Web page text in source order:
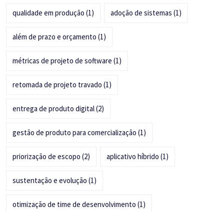
qualidade em produção (1) adoção de sistemas (1)
além de prazo e orçamento (1)
métricas de projeto de software (1)
retomada de projeto travado (1)
entrega de produto digital(2)
gestão de produto para comercialização (1)
priorização de escopo (2) aplicativo híbrido (1)
sustentação e evolução (1)
otimização de time de desenvolvimento (1)